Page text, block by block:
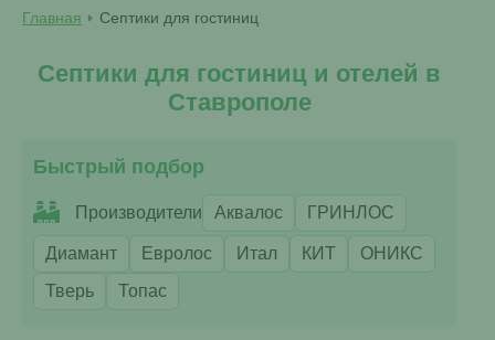
Главная Септики для гостиниц
Септики для гостиниц и отелей в
Ставрополе
Быстрый подбор
Производители Аквалос ГРИНЛОС
Диамант Евролос Итал КИТ
ОНИКС
Тверь
Топас